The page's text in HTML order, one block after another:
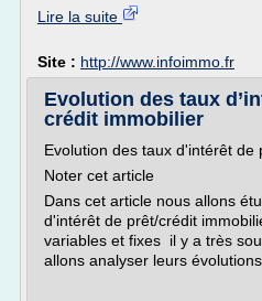
Lire la suite
Site : http://www.infoimmo.fr
Evolution des taux
crédit immobilier
Evolution des taux d'intérêt de
Noter cet article
Dans cet article nous allons
d'intérêt de prêt/crédit
variables et fixes il y a très
allons analyser leurs